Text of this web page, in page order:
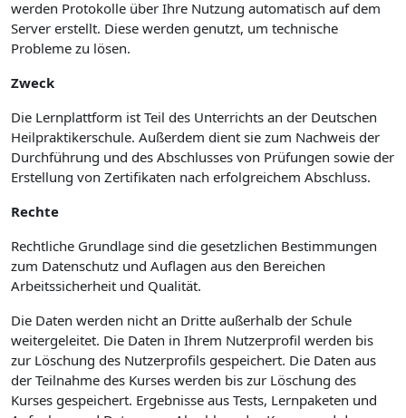
werden Protokolle über Ihre Nutzung automatisch auf dem
Server erstellt. Diese werden genutzt, um technische
Probleme zu lösen.
Zweck
Die Lernplattform ist Teil des Unterrichts an der Deutschen
Heilpraktikerschule. Außerdem dient sie zum Nachweis der
Durchführung und des Abschlusses von Prüfungen sowie der
Erstellung von Zertifikaten nach erfolgreichem Abschluss.
Rechte
Rechtliche Grundlage sind die gesetzlichen Bestimmungen
zum Datenschutz und Auflagen aus den Bereichen
Arbeitssicherheit und Qualität.
Die Daten werden nicht an Dritte außerhalb der Schule
weitergeleitet. Die Daten in Ihrem Nutzerprofil werden bis
zur Löschung des Nutzerprofils gespeichert. Die Daten aus
der Teilnahme des Kurses werden bis zur Löschung des
Kurses gespeichert. Ergebnisse aus Tests, Lernpaketen und